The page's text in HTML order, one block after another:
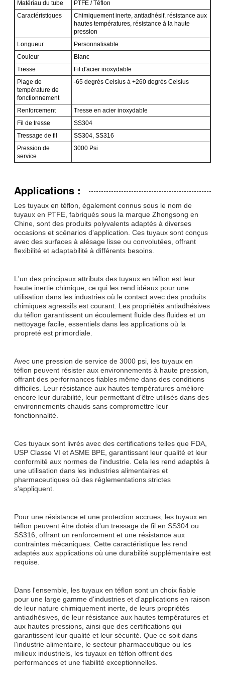
Matériau du tube
PTFE / Téflon
Caractéristiques
Chimiquement inerte, antiadhésif, résistance aux
hautes températures, résistance à la haute
pression
Longueur
Personnalisable
Couleur
Blanc
Tresse
Fil d'acier inoxydable
Plage de
température de
fonctionnement
-65 degrés Celsius à +260 degrés Celsius
Renforcement
Tresse en acier inoxydable
Fil de tresse
SS304
Tressage de fil
SS304, SS316
Pression de
service
3000 Psi
Applications :
Les tuyaux en téflon, également connus sous le nom de
tuyaux en PTFE, fabriqués sous la marque Zhongsong en
Chine, sont des produits polyvalents adaptés à diverses
occasions et scénarios d'application. Ces tuyaux sont conçus
avec des surfaces à alésage lisse ou convolutées, offrant
flexibilité et adaptabilité à différents besoins.
L'un des principaux attributs des tuyaux en téflon est leur
haute inertie chimique, ce qui les rend idéaux pour une
utilisation dans les industries où le contact avec des produits
chimiques agressifs est courant. Les propriétés antiadhésives
du téflon garantissent un écoulement fluide des fluides et un
nettoyage facile, essentiels dans les applications où la
propreté est primordiale.
Avec une pression de service de 3000 psi, les tuyaux en
téflon peuvent résister aux environnements à haute pression,
offrant des performances fiables même dans des conditions
difficiles. Leur résistance aux hautes températures améliore
encore leur durabilité, leur permettant d'être utilisés dans des
environnements chauds sans compromettre leur
fonctionnalité.
Ces tuyaux sont livrés avec des certifications telles que FDA,
USP Classe VI et ASME BPE, garantissant leur qualité et leur
conformité aux normes de l'industrie. Cela les rend adaptés à
une utilisation dans les industries alimentaires et
pharmaceutiques où des réglementations strictes
s'appliquent.
Pour une résistance et une protection accrues, les tuyaux en
téflon peuvent être dotés d'un tressage de fil en SS304 ou
SS316, offrant un renforcement et une résistance aux
contraintes mécaniques. Cette caractéristique les rend
adaptés aux applications où une durabilité supplémentaire est
requise.
Dans l'ensemble, les tuyaux en téflon sont un choix fiable
pour une large gamme d'industries et d'applications en raison
de leur nature chimiquement inerte, de leurs propriétés
antiadhésives, de leur résistance aux hautes températures et
aux hautes pressions, ainsi que des certifications qui
garantissent leur qualité et leur sécurité. Que ce soit dans
l'industrie alimentaire, le secteur pharmaceutique ou les
milieux industriels, les tuyaux en téflon offrent des
performances et une fiabilité exceptionnelles.